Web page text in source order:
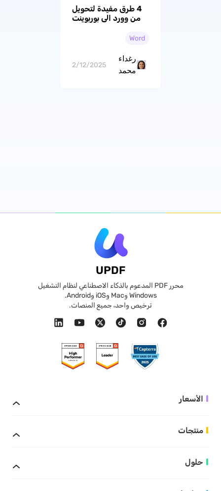
4 طرق مفيدة لتحويل
من وورد الى بوربوينت
Word
رغداء
محمد
2/12/2025
UPDF
محرر PDF المدعوم بالذكاء الاصطناعي لنظام التشغيل
Windows وMac وiOS وAndroid.
ترخيص واحد، جميع المنصات.
الأسعار
منتجات
حلول